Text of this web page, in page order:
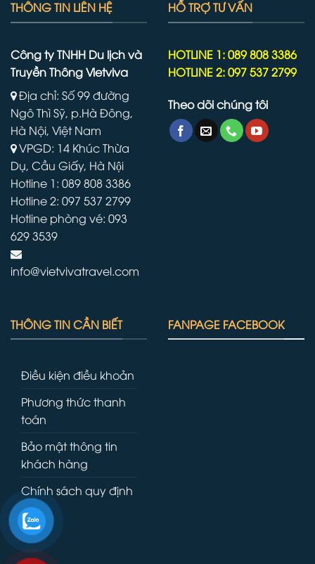
THÔNG TIN LIÊN HỆ
Công ty TNHH Du lịch và
Truyền Thông Vietviva
Địa chỉ: Số 99 đường
Ngô Thì Sỹ, p.Hà Đông,
Hà Nội, Việt Nam
VPGD: 14 Khúc Thừa
Dụ, Cầu Giấy, Hà Nội
Hotline 1: 089 808 3386
Hotline 2: 097 537 2799
Hotline phòng vé: 093
629 3539
info@vietvivatravel.com
HỖ TRỢ TƯ VẤN
HOTLINE 1: 089 808 3386
HOTLINE 2: 097 537 2799
Theo dõi chúng tôi
THÔNG TIN CẦN BIẾT
Điều kiện điều khoản
Phương thức thanh
toán
Bảo mật thông tin
khách hàng
Chính sách quy định
FANPAGE FACEBOOK